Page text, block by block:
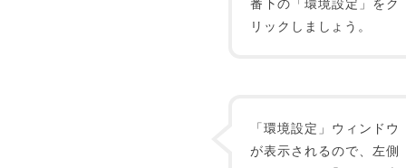
リックしましょう。
「環境設定」ウィンドウ
が表示されるので、左側